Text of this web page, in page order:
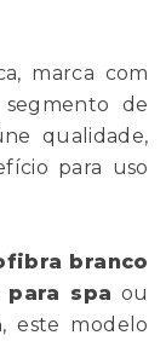
marca com
de
qualidade,
para uso
branco
para spa ou
, este modelo